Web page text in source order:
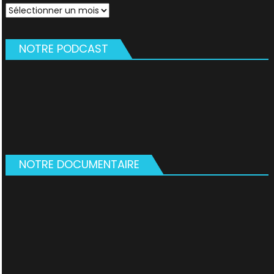
Archives
NOTRE PODCAST
NOTRE DOCUMENTAIRE